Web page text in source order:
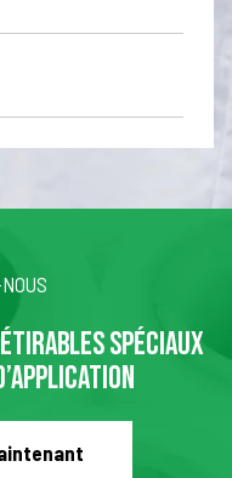
SPÉCIAUX